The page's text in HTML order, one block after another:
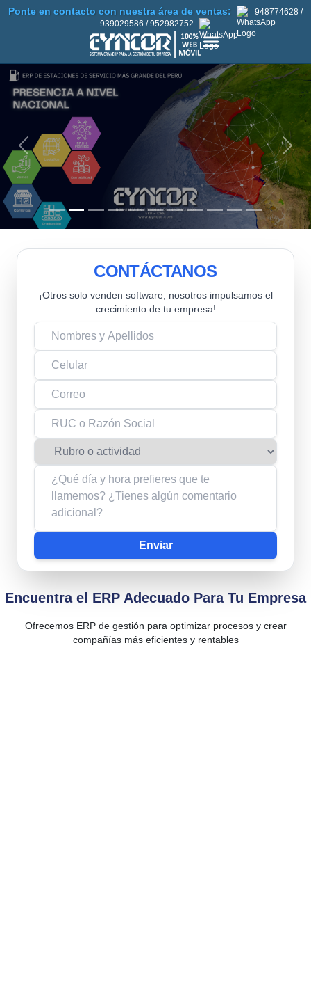
Ponte en contacto con nuestra área de ventas: 948774628 /
939029586 /952982752
Previous Next
CONTÁCTANOS
¡Otros solo venden software, nosotros impulsamos el
crecimiento de tu empresa!
Enviar
Encuentra el ERP Adecuado Para Tu Empresa
Ofrecemos ERP de gestión para optimizar procesos y crear
compañías más eficientes y rentables